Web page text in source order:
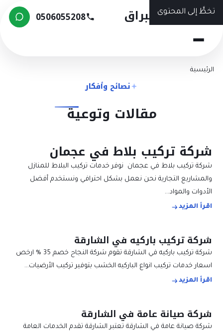
تخطَّ إلى المحتوى
شركة البراق 0506055208
الرئيسية
نصائح وأفكار
مقالات وتوعية
شركة تركيب بلاط في عجمان
شركة تركيب بلاط في عجمان نوفر خدمات تركيب البلاط للمنازل
والمشاريع التجارية نحن نعمل بشكل احترافي ونستخدم أفضل
الأدوات والمواد…
اقرأ المزيد
شركة تركيب باركيه في الشارقة
شركة تركيب باركيه في الشارقة تقوم شركة النجاح خصم 35 % ارخص
اسعار خدمات تركيب انواع الباركيه الخشب بتوفير تركيب الأرضيات…
اقرأ المزيد
شركة صيانة عامة في الشارقة
شركة صيانة عامة في الشارقة تعتبر الشارقة تقدم الخدمات العامة